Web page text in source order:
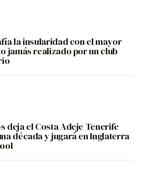
la insularidad con el mayor
jamás realizado por un club
deja el Costa Adeje Tenerife
década y jugará en Inglaterra